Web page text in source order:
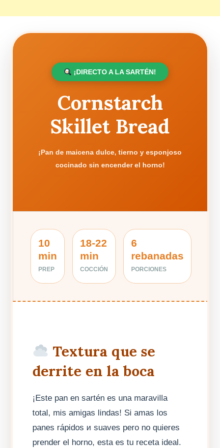
¡DIRECTO A LA SARTÉN!
Cornstarch
Skillet Bread
¡Pan de maicena dulce, tierno y esponjoso
cocinado sin encender el horno!
10
min
PREP
18-22
min
COCCIÓN
6
rebanadas
PORCIONES
Textura que se
derrite en la boca
¡Este pan en sartén es una maravilla
total, mis amigas lindas! Si amas los
panes rápidos и suaves pero no quieres
prender el horno, esta es tu receta ideal.